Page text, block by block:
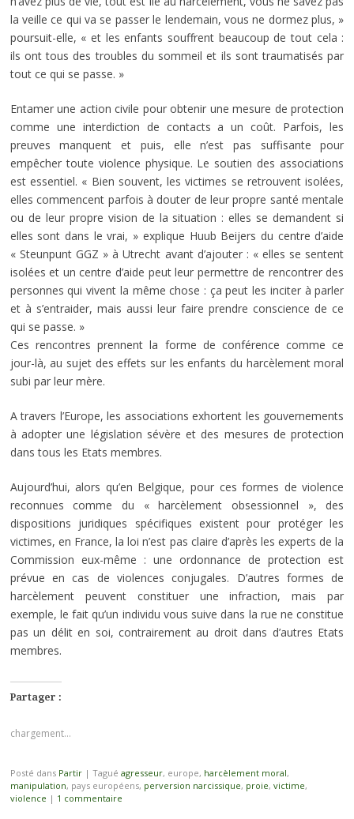
la veille ce qui va se passer le lendemain, vous ne dormez plus, »
poursuit-elle, « et les enfants souffrent beaucoup de tout cela :
ils ont tous des troubles du sommeil et ils sont traumatisés par
tout ce qui se passe. »
Entamer une action civile pour obtenir une mesure de protection
comme une interdiction de contacts a un coût. Parfois, les
preuves manquent et puis, elle n’est pas suffisante pour
empêcher toute violence physique. Le soutien des associations
est essentiel. « Bien souvent, les victimes se retrouvent isolées,
elles commencent parfois à douter de leur propre santé mentale
ou de leur propre vision de la situation : elles se demandent si
elles sont dans le vrai, » explique Huub Beijers du centre d’aide
« Steunpunt GGZ » à Utrecht avant d’ajouter : « elles se sentent
isolées et un centre d’aide peut leur permettre de rencontrer des
personnes qui vivent la même chose : ça peut les inciter à parler
et à s’entraider, mais aussi leur faire prendre conscience de ce
qui se passe. »
Ces rencontres prennent la forme de conférence comme ce
jour-là, au sujet des effets sur les enfants du harcèlement moral
subi par leur mère.
A travers l’Europe, les associations exhortent les gouvernements
à adopter une législation sévère et des mesures de protection
dans tous les Etats membres.
Aujourd’hui, alors qu’en Belgique, pour ces formes de violence
reconnues comme du « harcèlement obsessionnel », des
dispositions juridiques spécifiques existent pour protéger les
victimes, en France, la loi n’est pas claire d’après les experts de la
Commission eux-même : une ordonnance de protection est
prévue en cas de violences conjugales. D’autres formes de
harcèlement peuvent constituer une infraction, mais par
exemple, le fait qu’un individu vous suive dans la rue ne constitue
pas un délit en soi, contrairement au droit dans d’autres Etats
membres.
Partager :
chargement…
Posté dans Partir | Tagué agresseur, europe, harcèlement moral,
manipulation, pays européens, perversion narcissique, proie, victime,
violence | 1 commentaire